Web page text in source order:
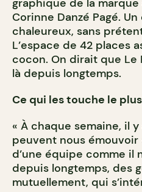
graphique de la
Corinne Danzé Pagé.
chaleureux, sans
L’espace de 42 places
cocon. On dirait que Le
là depuis longtemps.
Ce qui les touche le plus
« À chaque semaine, il
peuvent nous émouvoir
d’une équipe comme il
depuis longtemps, des
mutuellement, qui